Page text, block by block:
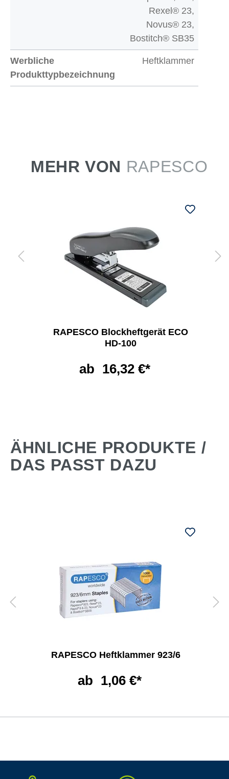
Rexel® 23,
Novus® 23,
Bostitch® SB35
Werbliche
Produkttypbezeichnung
Heftklammer
MEHR VON RAPESCO
RAPESCO Blockheftgerät ECO
HD-100
ab 16,32 €*
ÄHNLICHE PRODUKTE /
DAS PASST DAZU
RAPESCO Heftklammer 923/6
ab 1,06 €*